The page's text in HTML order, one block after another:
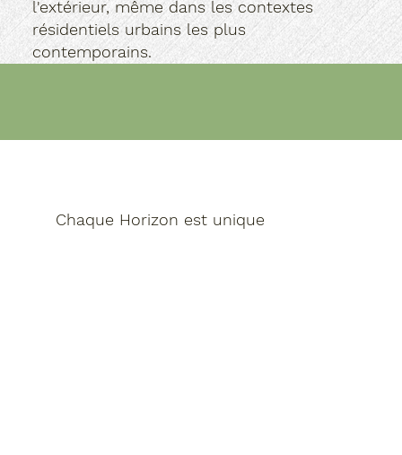
l'extérieur, même dans les contextes
résidentiels urbains les plus
contemporains.
Chaque Horizon est unique